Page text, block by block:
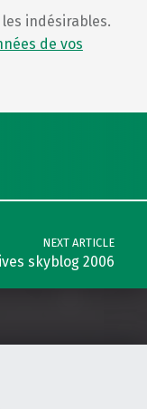
indésirables.
de vos
NEXT ARTICLE
skyblog 2006